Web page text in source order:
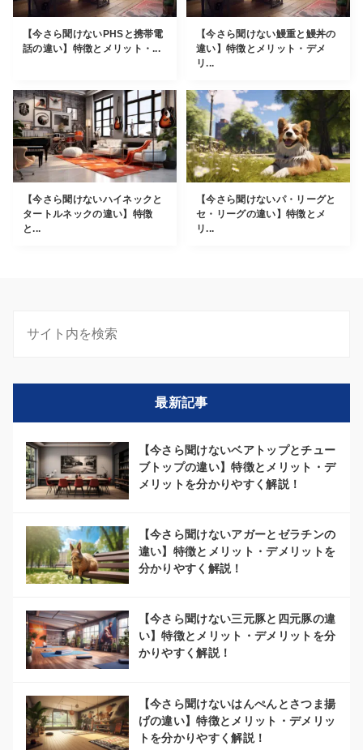
【今さら聞けないPHSと携帯電
話の違い】特徴とメリット・...
【今さら聞けない鰻重と鰻丼の
違い】特徴とメリット・デメ
リ...
【今さら聞けないハイネックと
タートルネックの違い】特徴
と...
【今さら聞けないパ・リーグと
セ・リーグの違い】特徴とメ
リ...
最新記事
【今さら聞けないベアトップとチュー
ブトップの違い】特徴とメリット・デ
メリットを分かりやすく解説！
【今さら聞けないアガーとゼラチンの
違い】特徴とメリット・デメリットを
分かりやすく解説！
【今さら聞けない三元豚と四元豚の違
い】特徴とメリット・デメリットを分
かりやすく解説！
【今さら聞けないはんぺんとさつま揚
げの違い】特徴とメリット・デメリッ
トを分かりやすく解説！